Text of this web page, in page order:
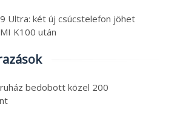
Ultra: két új csúcstelefon jöhet
K100 után
bedobott közel 200